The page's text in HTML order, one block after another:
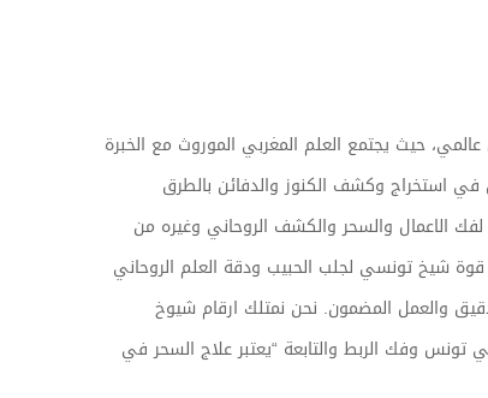
حيث يجتمع العلم المغربي الموروث مع الخبرة
في استخراج وكشف الكنوز والدفائن بالطرق
الاعمال والسحر والكشف الروحاني وغيره من
قوة شيخ تونسي لجلب الحبيب ودقة العلم الروحاني
والعمل المضمون. نحن نمتلك ارقام شيوخ
وفك الربط والتابعة “يعتبر علاج السحر في